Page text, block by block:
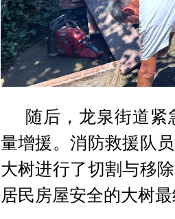
随后，龙泉街道
量增援。消防救援队
大树进行了切割与移
居民房屋安全的大树